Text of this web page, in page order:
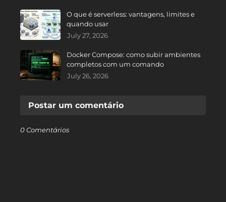
O que é serverless: vantagens, limites e
quando usar
July 27, 2026
Docker Compose: como subir ambientes
completos com um comando
July 26, 2026
Postar um comentário
0 Comentários